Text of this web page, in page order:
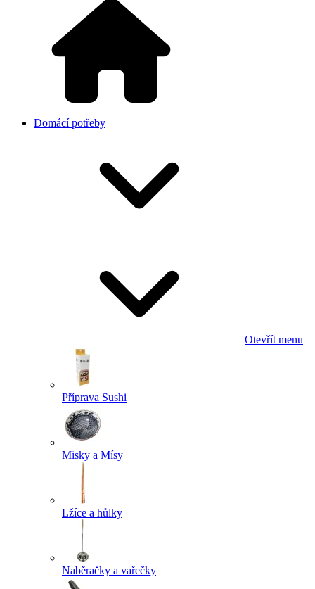
Domácí potřeby
Otevřít menu
Příprava Sushi
Misky a Mísy
Lžíce a hůlky
Naběračky a vařečky